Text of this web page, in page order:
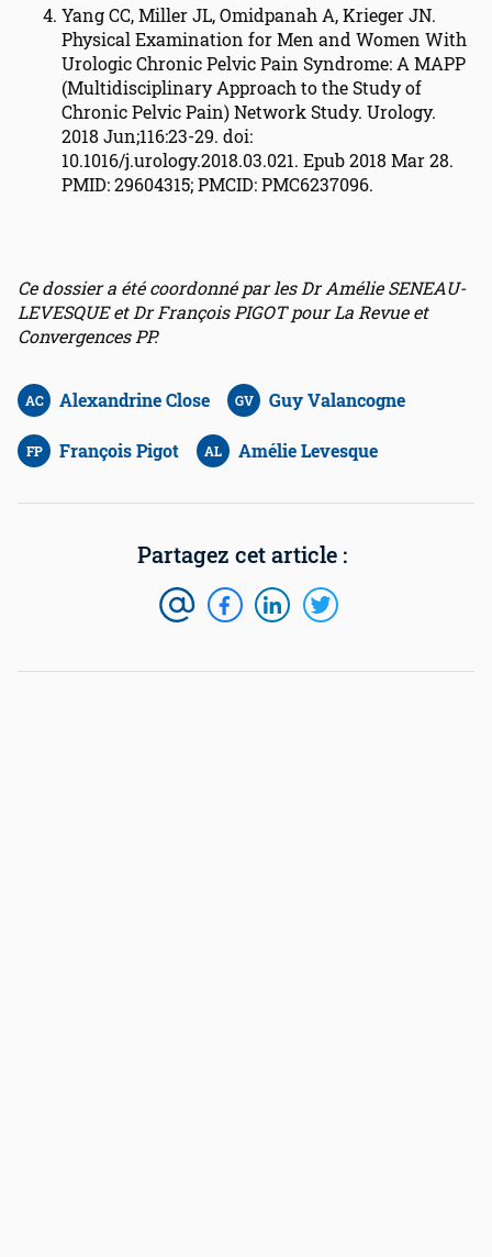
Yang CC, Miller JL, Omidpanah A, Krieger JN.
Physical Examination for Men and Women With
Urologic Chronic Pelvic Pain Syndrome: A MAPP
(Multidisciplinary Approach to the Study of
Chronic Pelvic Pain) Network Study. Urology.
2018 Jun;116:23-29. doi:
10.1016/j.urology.2018.03.021. Epub 2018 Mar 28.
PMID: 29604315; PMCID: PMC6237096.
Ce dossier a été coordonné par les Dr Amélie SENEAU-
LEVESQUE et Dr François PIGOT pour La Revue et
Convergences PP.
AC Alexandrine Close GV Guy Valancogne
FP François Pigot AL Amélie Levesque